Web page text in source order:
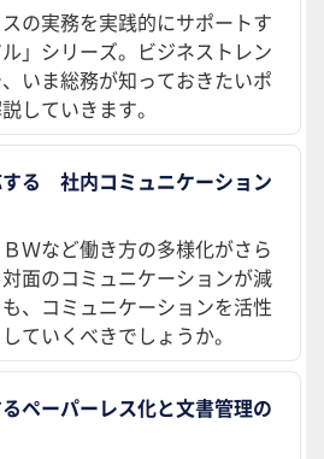
の実務を実践的にサポートす
」シリーズ。ビジネストレン
いま総務が知っておきたいポ
していきます。
る 社内コミュニケーション
Ｗなど働き方の多様化がさら
面のコミュニケーションが減
、コミュニケーションを活性
ていくべきでしょうか。
ペーパーレス化と文書管理の